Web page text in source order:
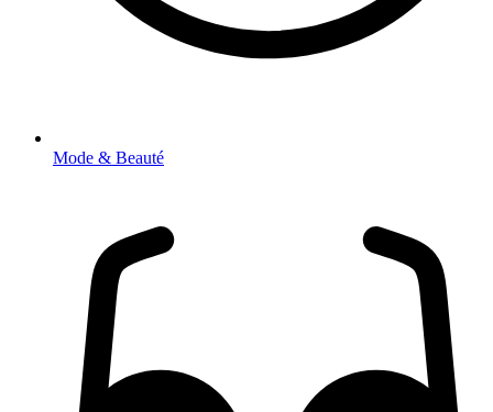
Mode & Beauté